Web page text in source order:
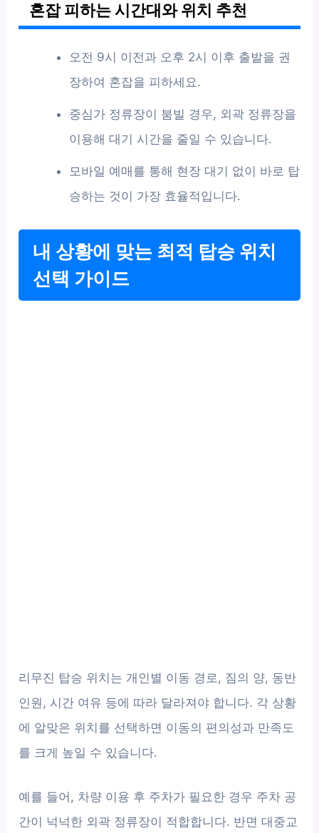
혼잡 피하는 시간대와 위치 추천
오전 9시 이전과 오후 2시 이후 출발을 권
장하여 혼잡을 피하세요.
중심가 정류장이 붐빌 경우, 외곽 정류장을
이용해 대기 시간을 줄일 수 있습니다.
모바일 예매를 통해 현장 대기 없이 바로 탑
승하는 것이 가장 효율적입니다.
내 상황에 맞는 최적 탑승 위치
선택 가이드
리무진 탑승 위치는 개인별 이동 경로, 짐의 양, 동반
인원, 시간 여유 등에 따라 달라져야 합니다. 각 상황
에 알맞은 위치를 선택하면 이동의 편의성과 만족도
를 크게 높일 수 있습니다.
예를 들어, 차량 이용 후 주차가 필요한 경우 주차 공
간이 넉넉한 외곽 정류장이 적합합니다. 반면 대중교